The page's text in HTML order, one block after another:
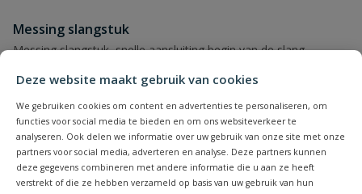
Deze website maakt gebruik van cookies
We gebruiken cookies om content en advertenties te personaliseren, om
functies voor social media te bieden en om ons websiteverkeer te
analyseren. Ook delen we informatie over uw gebruik van onze site met onze
partners voor social media, adverteren en analyse. Deze partners kunnen
deze gegevens combineren met andere informatie die u aan ze heeft
verstrekt of die ze hebben verzameld op basis van uw gebruik van hun
Messing slangstuk
Messing slangstuk, snelle aansluiting begin van de slang,
Op voorraad
vanaf
€17,65